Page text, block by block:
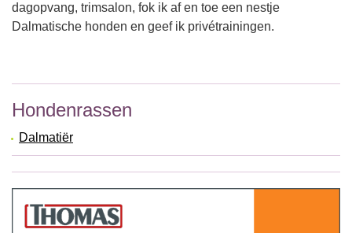
dagopvang, trimsalon, fok ik af en toe een nestje
Dalmatische honden en geef ik privétrainingen.
Hondenrassen
Dalmatiër